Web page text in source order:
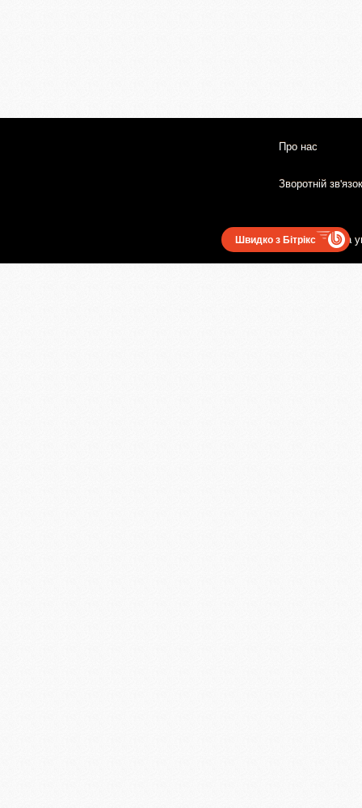
Про нас
Зворотній зв'язок
Користувацька
Швидко з Бітрікс